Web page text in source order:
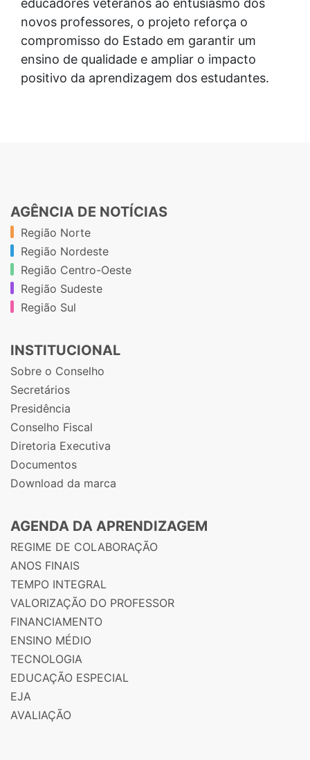
educadores veteranos ao entusiasmo dos
novos professores, o projeto reforça o
compromisso do Estado em garantir um
ensino de qualidade e ampliar o impacto
positivo da aprendizagem dos estudantes.
AGÊNCIA DE NOTÍCIAS
Região Norte
Região Nordeste
Região Centro-Oeste
Região Sudeste
Região Sul
INSTITUCIONAL
Sobre o Conselho
Secretários
Presidência
Conselho Fiscal
Diretoria Executiva
Documentos
Download da marca
AGENDA DA APRENDIZAGEM
REGIME DE COLABORAÇÃO
ANOS FINAIS
TEMPO INTEGRAL
VALORIZAÇÃO DO PROFESSOR
FINANCIAMENTO
ENSINO MÉDIO
TECNOLOGIA
EDUCAÇÃO ESPECIAL
EJA
AVALIAÇÃO